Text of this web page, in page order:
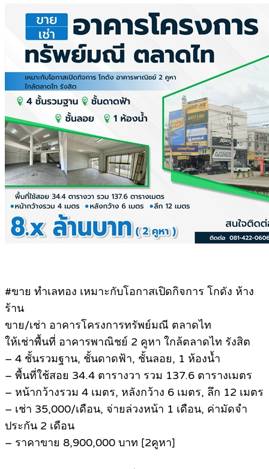
#ขาย ทำเลทอง เหมาะกับโอกาสเปิดกิจการ โกดัง ห้าง
ร้าน
ขาย/เช่า อาคารโครงการทรัพย์มณี ตลาดไท
ให้เช่าพื้นที่ อาคารพาณิชย์ 2 คูหา ใกล้ตลาดไท รังสิต
– 4 ชั้นรวมฐาน, ชั้นดาดฟ้า, ชั้นลอย, 1 ห้องน้ำ
– พื้นที่ใช้สอย 34.4 ตารางวา รวม 137.6 ตารางเมตร
– หน้ากว้างรวม 4 เมตร, หลังกว้าง 6 เมตร, ลึก 12 เมตร
– เช่า 35,000/เดือน, จ่ายล่วงหน้า 1 เดือน, ค่ามัดจำ
ประกัน 2 เดือน
– ราคาขาย 8,900,000 บาท [2คูหา]